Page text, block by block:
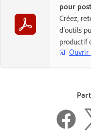
pour
Créez,
d’outils
productif
Ouvrir